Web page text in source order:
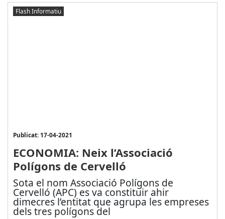
Flash Informatiu
Publicat: 17-04-2021
ECONOMIA: Neix l’Associació
Polígons de Cervelló
Sota el nom Associació Polígons de
Cervelló (APC) es va constituir ahir
dimecres l’entitat que agrupa les empreses
dels tres polígons del